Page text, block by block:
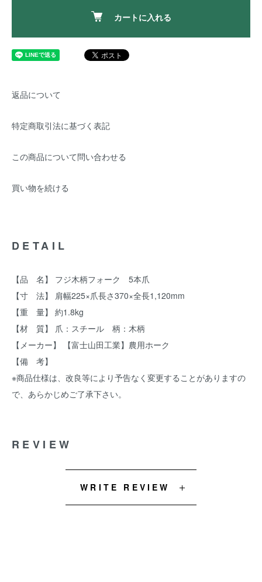
カートに入れる
返品について
特定商取引法に基づく表記
この商品について問い合わせる
買い物を続ける
DETAIL
【品 名】 フジ木柄フォーク 5本爪
【寸 法】 肩幅225×爪長さ370×全長1,120mm
【重 量】 約1.8kg
【材 質】 爪：スチール 柄：木柄
【メーカー】 【富士山田工業】農用ホーク
【備 考】
※商品仕様は、改良等により予告なく変更することがありますの
で、あらかじめご了承下さい。
REVIEW
WRITE REVIEW